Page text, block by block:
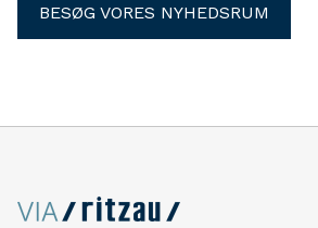
BESØG VORES NYHEDSRUM